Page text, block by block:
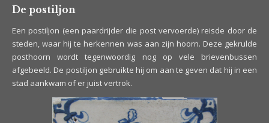
De postiljon
Een postiljon (een paardrijder die post vervoerde) reisde door de
steden, waar hij te herkennen was aan zijn hoorn. Deze gekrulde
posthoorn wordt tegenwoordig nog op vele brievenbussen
afgebeeld. De postiljon gebruikte hij om aan te geven dat hij in een
stad aankwam of er juist vertrok.